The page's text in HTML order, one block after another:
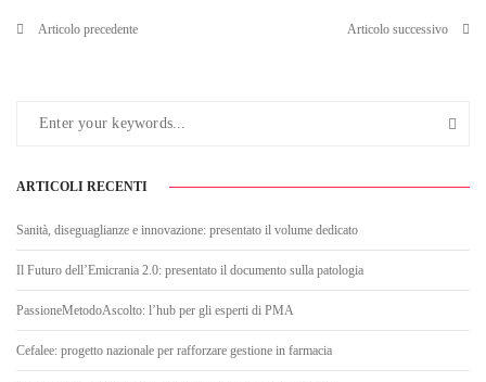
Articolo precedente Articolo successivo
ARTICOLI RECENTI
Sanità, diseguaglianze e innovazione: presentato il volume dedicato
Il Futuro dell’Emicrania 2.0: presentato il documento sulla patologia
PassioneMetodoAscolto: l’hub per gli esperti di PMA
Cefalee: progetto nazionale per rafforzare gestione in farmacia